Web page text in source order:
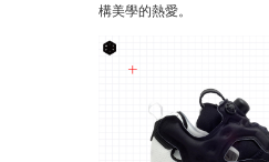
構美學的熱愛。